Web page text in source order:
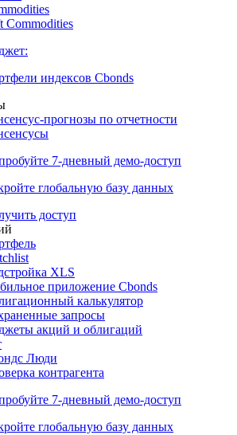
Commodities
индексов Cbonds
прогнозы по отчетности
7-дневный демо-доступ
глобальную базу данных
доступ
XLS
приложение Cbonds
калькулятор
запросы
акций и облигаций
Люди
контрагента
7-дневный демо-доступ
глобальную базу данных